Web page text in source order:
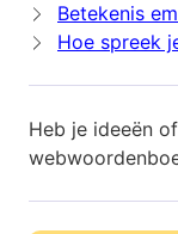
Betekenis
Hoe spreek
Heb je ideeën